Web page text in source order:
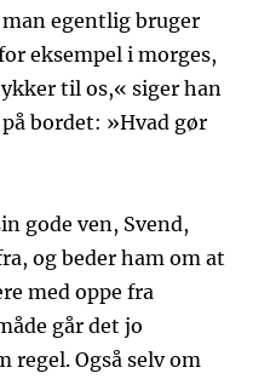
egentlig bruger
eksempel i morges,
til os,« siger han
bordet: »Hvad gør
gode ven, Svend,
og beder ham om at
med oppe fra
går det jo
regel. Også selv om